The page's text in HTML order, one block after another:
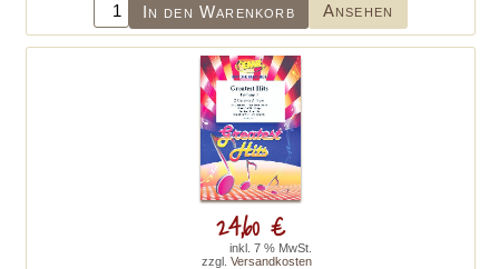
In den Warenkorb Ansehen
24,60 €
inkl. 7 % MwSt.
zzgl. Versandkosten